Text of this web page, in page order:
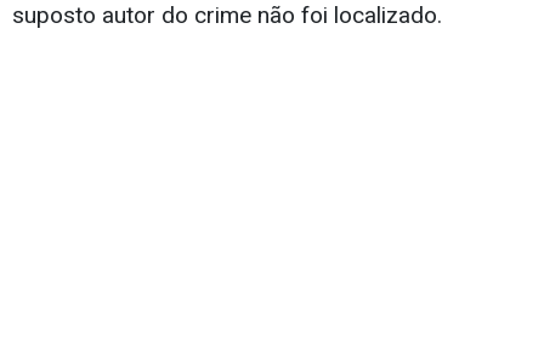
suposto autor do crime não foi localizado.